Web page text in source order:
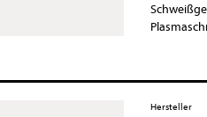
Hersteller